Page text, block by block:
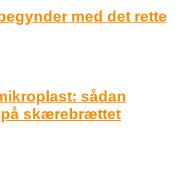
med det rette
sådan
skærebrættet